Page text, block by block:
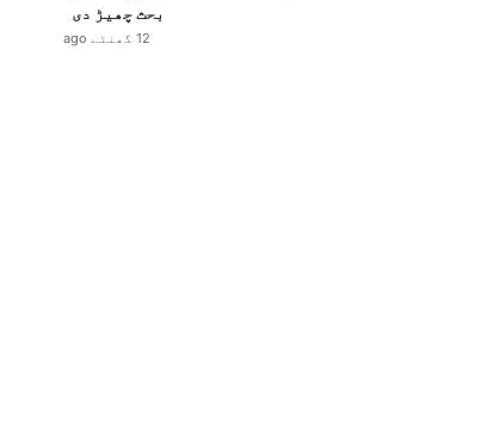
بحث چھیڑ دی
12 گھنٹے ago